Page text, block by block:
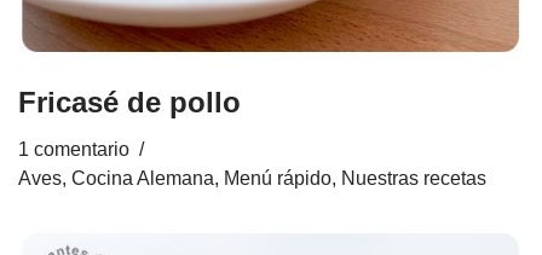
Fricasé de pollo
1 comentario
Aves, Cocina Alemana, Menú rápido, Nuestras recetas